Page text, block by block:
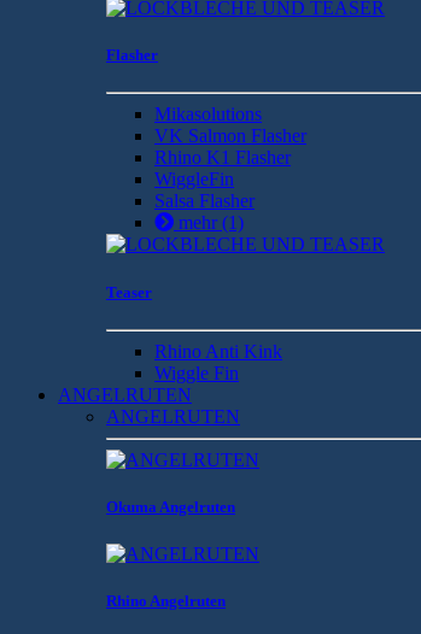
Flasher
Mikasolutions
VK Salmon Flasher
Rhino K1 Flasher
WiggleFin
Salsa Flasher
mehr(1)
Teaser
Rhino Anti Kink
Wiggle Fin
ANGELRUTEN
ANGELRUTEN
Okuma Angelruten
Rhino Angelruten